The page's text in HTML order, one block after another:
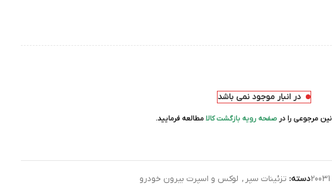
در انبار موجود نمی باشد
مرجوعی را در صفحه رویه بازگشت کالامطالعه فرمایید.
20031دسته: تزئینات سپر , لوکس و اسپرت بیرون خودرو